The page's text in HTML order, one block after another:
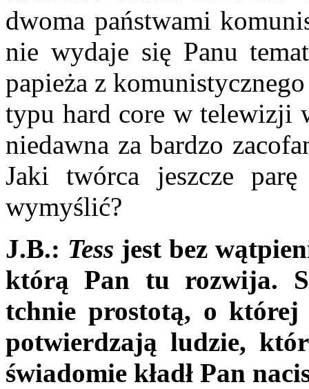
dwoma państwami
nie wydaje się Panu
papieża z
typu hard core w telewizji
niedawna za bardzo
Jaki twórca jeszcze
wymyślić?
J.B.: Tess jest bez
którą Pan tu rozwija.
tchnie prostotą, o której
potwie­rdzają ludzie,
świadomie kładł Pan